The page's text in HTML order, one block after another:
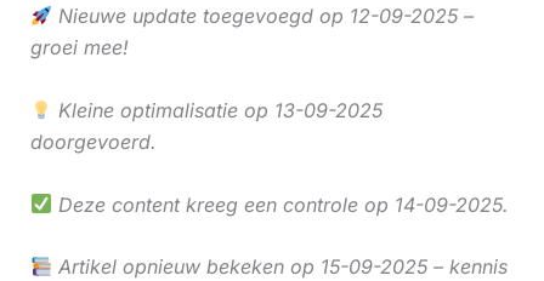
Nieuwe update toegevoegd op 12-09-2025 –
groei mee!
Kleine optimalisatie op 13-09-2025
doorgevoerd.
Deze content kreeg een controle op 14-09-2025.
Artikel opnieuw bekeken op 15-09-2025 – kennis